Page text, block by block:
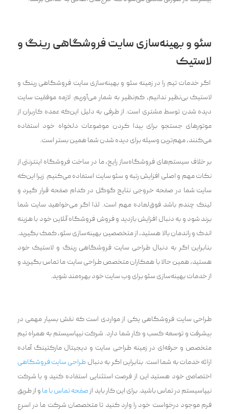
سئو و بهینه‌سازی سایت فروشگاهی رینگ و
لاستیک
اگر خدمات تیم را در زمینه سئو و بهینه‌سازی سایت فروشگاهی رینگ و
لاستیک بی‌نظیر ندانیم، کم‌نظیر به شمار می‌آوریم. لازم‍‌‍‌ه موفقیت سایت
دیده ش‍‌‍دن توسط مشتری است. از طرفی به دلیل این‌که عمده کاربران از
موتورهای جستجو برای پیدا کردن موضوعات دلخواه خود استفاده
می‌کنند، مهم‌ترین وسیله برای دیده ش‍‌‍دن شما همین بستر است.
بر خلاف سیستم‌های فروشگاه‌ساز رایج، ما در ساخت فروشگاه اینترنتی از
نکات مهم و اصلی افزایش رتبه و سئو سایت استفاده می‌کنیم. زیرا این‌که
سایت شما در صفحه خروجی نتایج گوگل در کدام صفحه قرار گیرد و
لینک چندم باشد فوق‌لعاده مهم است. لذا اگر می‌خواهید سایت شما
برند شود و به دنبال افزایش بازدید و فروش فروشگاه آنلاین خود با هزینه
اندک و راندمان بالا هستید، از متخصصین بهینه‌سازی سئو، کمک بگیرید.
بنابراین اگر به دنبال طراحی سایت فروشگاهی رینگ و لاستیک خود
هستید، همین حالا با همکاران متخصص طراحی سایت ما تماس بگیرید و
از خدمات بهینه‌سازی سئو برای وب سایت خود بهره‌مند شوید.
طراحی سایت فروشگاهی یکی از مواردی است که نقش بسیار مهمی در
پیشرفت و توسعه کسب و کار شما دارد. شرکت نیپاسیستم به همراه تیم
متخصص و حرفه‌ای در زمینه طراحی سایت و دیجیتال مارکتینگ آماده
ارائه خدمات به شما است. بنابراین اگر به دنبال طراحی سایت فروشگاهی
اختصاصی خود هستید این از فرصت استثنایی استفاده کنید و با شرکت
نیپاسیستم در تماس باشید. برای این کار باید ازصفحه تماس با ما و از طریق
فرم موجود درخواست خود را وارد کنید تا متخصصان شرکت ما در اسرع